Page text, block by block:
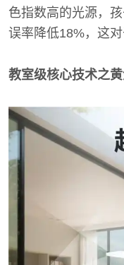
色指数高的光源，
误率降低18%，这
教室级核心技术之